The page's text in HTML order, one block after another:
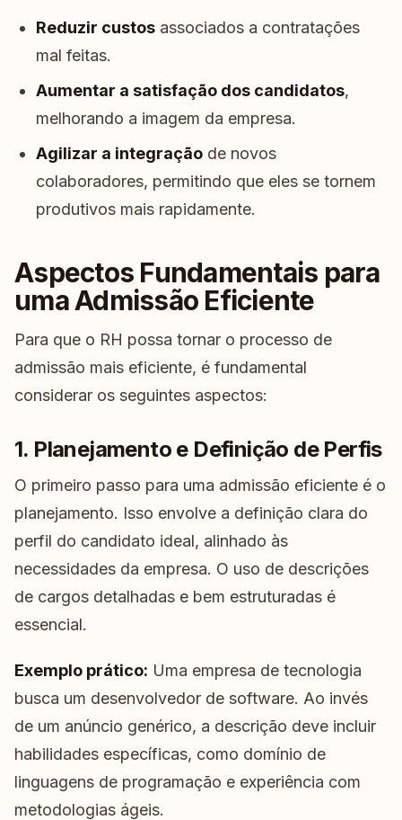
Reduzir custos associados a contratações
mal feitas.
Aumentar a satisfação dos candidatos,
melhorando a imagem da empresa.
Agilizar a integração de novos
colaboradores, permitindo que eles se tornem
produtivos mais rapidamente.
Aspectos Fundamentais para
uma Admissão Eficiente
Para que o RH possa tornar o processo de
admissão mais eficiente, é fundamental
considerar os seguintes aspectos:
1. Planejamento e Definição de Perfis
O primeiro passo para uma admissão eficiente é o
planejamento. Isso envolve a definição clara do
perfil do candidato ideal, alinhado às
necessidades da empresa. O uso de descrições
de cargos detalhadas e bem estruturadas é
essencial.
Exemplo prático: Uma empresa de tecnologia
busca um desenvolvedor de software. Ao invés
de um anúncio genérico, a descrição deve incluir
habilidades específicas, como domínio de
linguagens de programação e experiência com
metodologias ágeis.